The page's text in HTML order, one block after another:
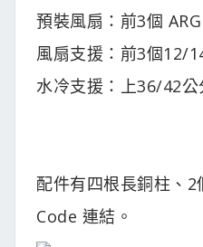
預裝風扇：前3個
風扇支援：前3個12/
水冷支援：上36/42
配件有四根長銅柱、
Code 連結。